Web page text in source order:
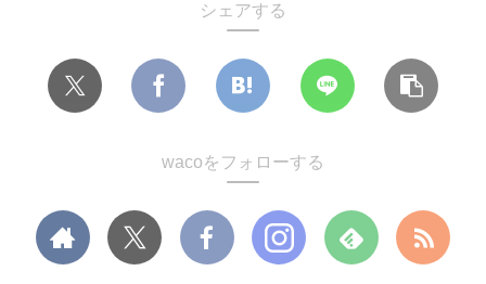
シェアする
wacoをフォローする